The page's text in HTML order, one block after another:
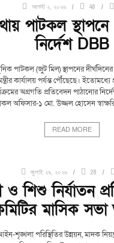
আগস্ট ২, ২০২৬ 48
পাটকল স্থাপনে
নির্দেশ DBB
(জুট মিল) স্থাপনের
কার্যালয় পর্যন্ত পৌঁছেছে। ইতোমধ্যে
অগ্রগতি প্রতিবেদন পাঠানোর
অফিসার-১ মো. উজ্জল হোসেন
READ MORE
জুলাই ২৯, ২০২৬ 28
ও শিশু নির্যাতন
মাসিক
শৃঙ্খলা পরিস্থিতির উন্নয়ন, মাদক